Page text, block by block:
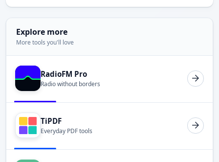
Explore more
More tools you'll love
RadioFM Pro
Radio without borders
TiPDF
Everyday PDF tools